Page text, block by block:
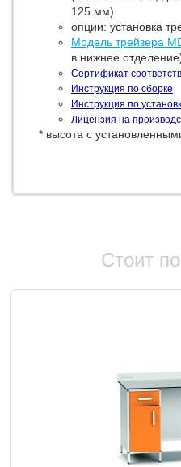
125 мм)
опции: установка
Модель трейзера
в нижнее
Сертификат
Инструкция по сборке
Инструкция по
Лицензия на
* высота с
Стоит